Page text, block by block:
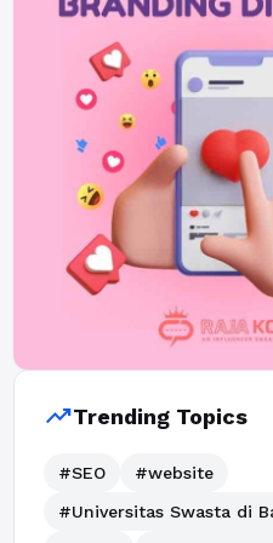
trending_upTrending Topics
#SEO
#website
#Universitas Swasta di